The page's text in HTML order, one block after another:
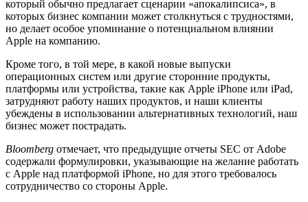
который обычно предлагает сценарии «апокалипсиса», в
которых бизнес компании может столкнуться с трудностями,
но делает особое упоминание о потенциальном влиянии
Apple на компанию.
Кроме того, в той мере, в какой новые выпуски
операционных систем или другие сторонние продукты,
платформы или устройства, такие как Apple iPhone или iPad,
затрудняют работу наших продуктов, и наши клиенты
убеждены в использовании альтернативных технологий, наш
бизнес может пострадать.
Bloomberg отмечает, что предыдущие отчеты SEC от Adobe
содержали формулировки, указывающие на желание работать
с Apple над платформой iPhone, но для этого требовалось
сотрудничество со стороны Apple.